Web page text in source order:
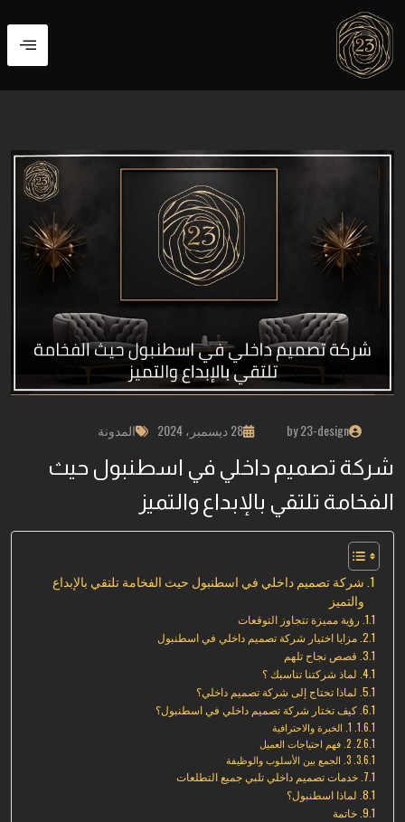
by 23-design 28 ديسمبر، 2024 المدونة
شركة تصميم داخلي في اسطنبول حيث
الفخامة تلتقي بالإبداع والتميز
شركة تصميم داخلي في اسطنبول حيث الفخامة تلتقي بالإبداع
والتميز
رؤية مميزة تتجاوز التوقعات
مزايا اختيار شركة تصميم داخلي في اسطنبول
قصص نجاح تلهم
لماذ شركتنا تناسبك ؟
لماذا تحتاج إلى شركة تصميم داخلي؟
كيف تختار شركة تصميم داخلي في اسطنبول؟
1. الخبرة والاحترافية
2. فهم احتياجات العميل
3. الجمع بين الأسلوب والوظيفة
خدمات تصميم داخلي تلبي جميع التطلعات
لماذا اسطنبول؟
خاتمة